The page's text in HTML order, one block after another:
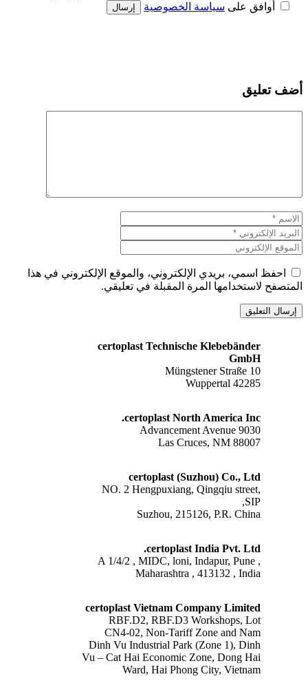
أوافق على سياسة الخصوصية إرسال
أضف تعليق
الاسم
الإلكتروني
الإلكتروني
احفظ اسمي، بريدي الإلكتروني، والموقع الإلكتروني في هذا
المتصفح لاستخدامها المرة المقبلة في تعليقي.
certoplast Technische Klebebänder
GmbH
Müngstener Straße 10
42285 Wuppertal
certoplast North America Inc.
9030 Advancement Avenue
Las Cruces, NM 88007
certoplast (Suzhou) Co., Ltd
NO. 2 Hengpuxiang, Qingqiu street,
SIP,
Suzhou, 215126, P.R. China
certoplast India Pvt. Ltd.
A 1/4/2 , MIDC, loni, Indapur, Pune ,
Maharashtra , 413132 , India
certoplast Vietnam Company Limited
RBF.D2, RBF.D3 Workshops, Lot
CN4-02, Non-Tariff Zone and Nam
Dinh Vu Industrial Park (Zone 1), Dinh
Vu – Cat Hai Economic Zone, Dong Hai
Ward, Hai Phong City, Vietnam